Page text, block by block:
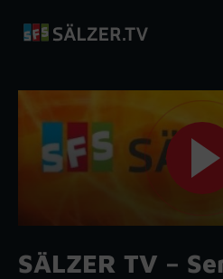
Inhalt
SÄLZER TV –